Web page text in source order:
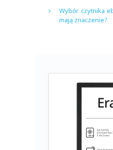
Wybór czytnika
mają znaczenie?